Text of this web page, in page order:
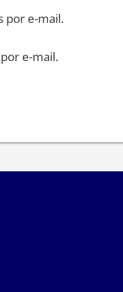
por e-mail.
e-mail.